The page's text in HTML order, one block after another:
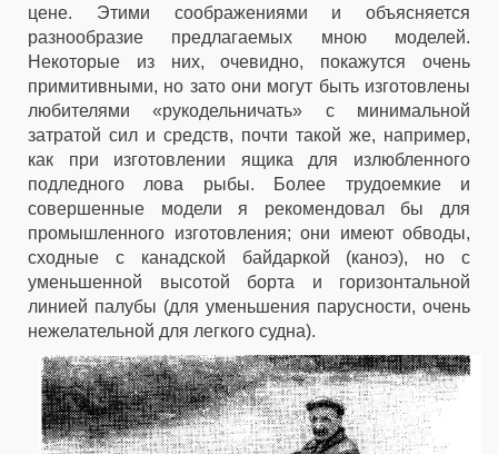
цене. Этими соображениями и объясняется
разнообразие предлагаемых мною моделей.
Некоторые из них, очевидно, покажутся очень
примитивными, но зато они могут быть изготовлены
любителями «рукодельничать» с минимальной
затратой сил и средств, почти такой же, например,
как при изготовлении ящика для излюбленного
подледного лова рыбы. Более трудоемкие и
совершенные модели я рекомендовал бы для
промышленного изготовления; они имеют обводы,
сходные с канадской байдаркой (каноэ), но с
уменьшенной высотой борта и горизонтальной
линией палубы (для уменьшения парусности, очень
нежелательной для легкого судна).